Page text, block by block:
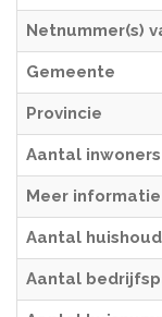
Netnummer(s)
Gemeente
Provincie
Aantal
Meer informatie
Aantal
Aantal